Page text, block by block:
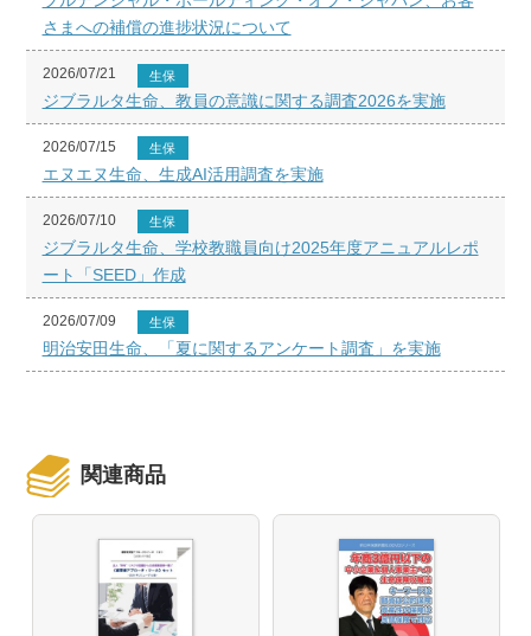
さまへの補償の進捗状況について
2026/07/21 生保
ジブラルタ生命、教員の意識に関する調査2026を実施
2026/07/15 生保
エヌエヌ生命、生成AI活用調査を実施
2026/07/10 生保
ジブラルタ生命、学校教職員向け2025年度アニュアルレポ
ート「SEED」作成
2026/07/09 生保
明治安田生命、「夏に関するアンケート調査」を実施
関連商品